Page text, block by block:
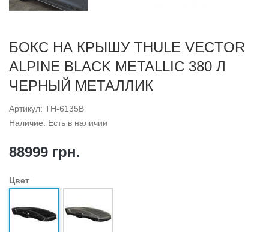
БОКС НА КРЫШУ THULE VECTOR
ALPINE BLACK METALLIC 380 Л
ЧЕРНЫЙ МЕТАЛЛИК
Артикул: TH-6135B
Наличие: Есть в наличии
88999 грн.
Цвет